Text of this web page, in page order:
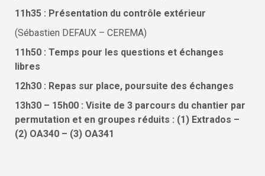
11h35 : Présentation du contrôle extérieur
(Sébastien DEFAUX – CEREMA)
11h50 : Temps pour les questions et échanges
libres
12h30 : Repas sur place, poursuite des échanges
13h30 – 15h00 : Visite de 3 parcours du chantier par
permutation et en groupes réduits : (1) Extrados –
(2) OA340 – (3) OA341